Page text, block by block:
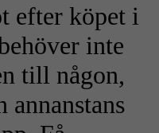
efter köpet i
inte
till någon,
annanstans